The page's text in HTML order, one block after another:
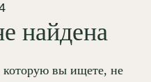
найдена
вы ищете, не